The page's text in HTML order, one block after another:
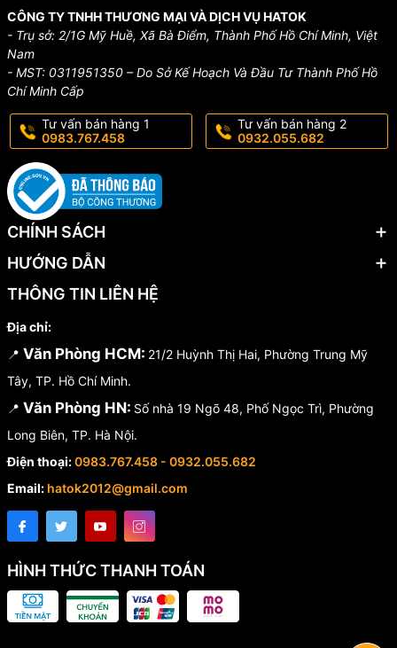
CÔNG TY TNHH THƯƠNG MẠI VÀ DỊCH VỤ HATOK
- Trụ sở: 2/1G Mỹ Huề, Xã Bà Điểm, Thành Phố Hồ Chí Minh, Việt
Nam
- MST: 0311951350 – Do Sở Kế Hoạch Và Đầu Tư Thành Phố Hồ
Chí Minh Cấp
Tư vấn bán hàng 1
0983.767.458
Tư vấn bán hàng 2
0932.055.682
CHÍNH SÁCH
HƯỚNG DẪN
THÔNG TIN LIÊN HỆ
Địa chỉ:
📍 Văn Phòng HCM: 21/2 Huỳnh Thị Hai, Phường Trung Mỹ
Tây, TP. Hồ Chí Minh.
📍 Văn Phòng HN: Số nhà 19 Ngõ 48, Phố Ngọc Trì, Phường
Long Biên, TP. Hà Nội.
Điện thoại:0983.767.458 - 0932.055.682
Email: hatok2012@gmail.com
HÌNH THỨC THANH TOÁN